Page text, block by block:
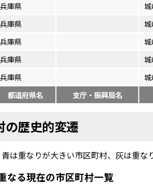
兵庫県
兵庫県
兵庫県
兵庫県
兵庫県
都道府県名 支庁・振興局名
の歴史的変遷
は重なりが大きい市区町村、灰は重
なる現在の市区町村一覧